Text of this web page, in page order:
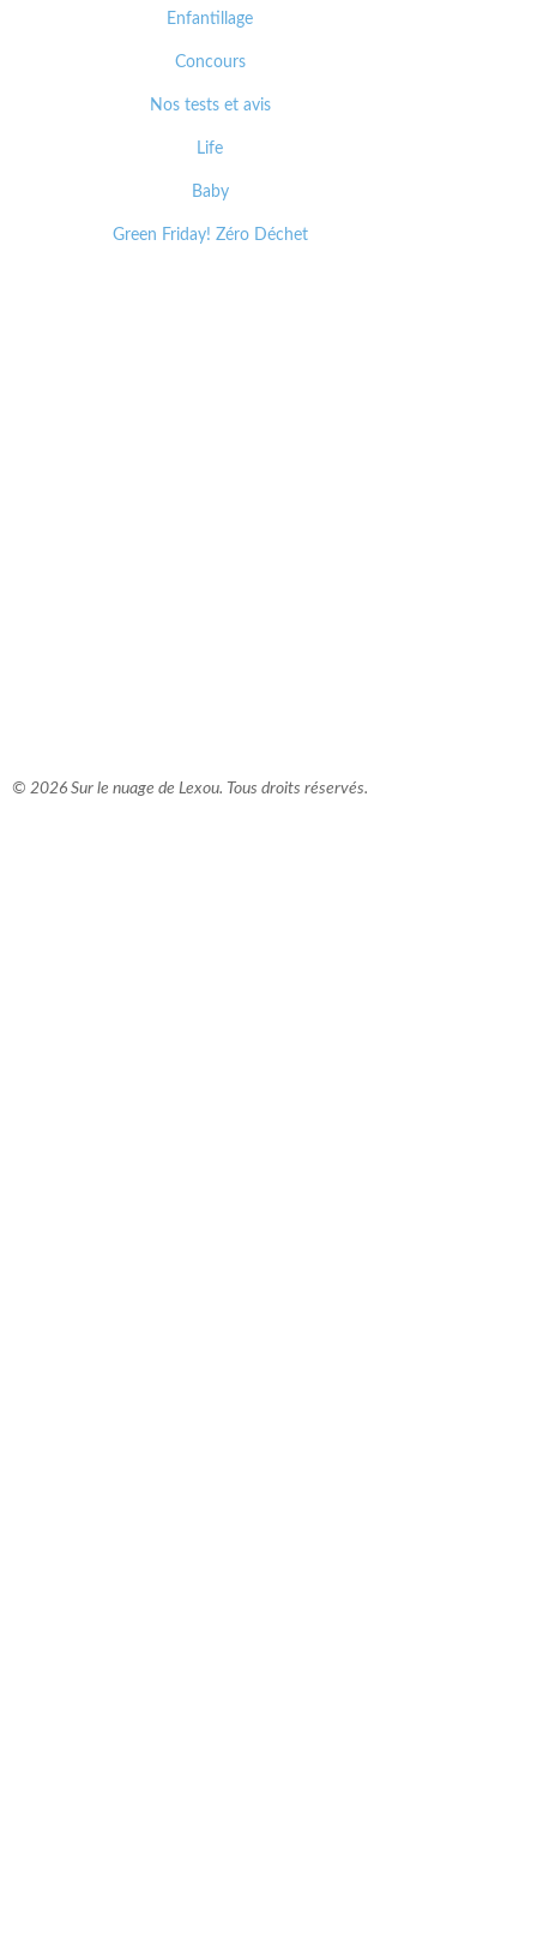
Enfantillage
Concours
Nos tests et avis
Life
Baby
Green Friday! Zéro Déchet
© 2026 Sur le nuage de Lexou. Tous droits réservés.